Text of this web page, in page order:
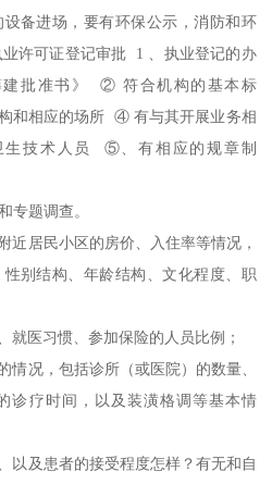
备进场，要有环保公示，消防和环
许可证登记审批 1 、执业登记的办
批准书》 ② 符合机构的基本标
和相应的场所 ④ 有与其开展业务相
生技术人员 ⑤、有相应的规章制
专题调查。
居民小区的房价、入住率等情况，
别结构、年龄结构、文化程度、职
医习惯、参加保险的人员比例；
况，包括诊所（或医院）的数量、
诊疗时间，以及装潢格调等基本情
以及患者的接受程度怎样？有无和自